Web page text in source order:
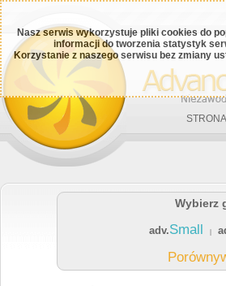
Nasz serwis wykorzystuje pliki cookies do
informacji do tworzenia statystyk
Korzystanie z naszego serwisu bez zmiany
Wybierz
adv.Small